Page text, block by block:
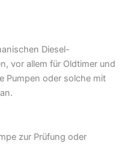
Diesel-
vor allem für Oldtimer und
Pumpen oder solche mit
zur Prüfung oder